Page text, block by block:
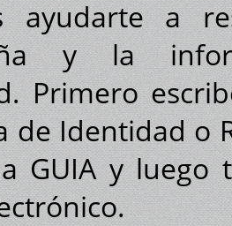
ayudarte a
y la
Primero
de Identidad o
GUIA y luego